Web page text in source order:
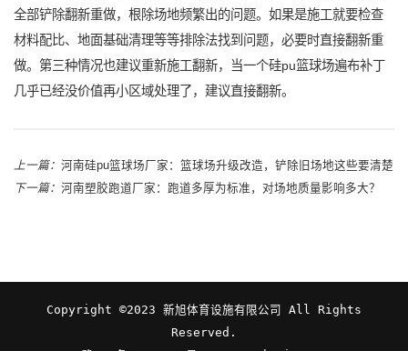
全部铲除翻新重做，根除场地频繁出的问题。如果是施工就要检查
材料配比、地面基础清理等等排除法找到问题，必要时直接翻新重
做。第三种情况也建议重新施工翻新，当一个硅pu篮球场遍布补丁
几乎已经没价值再小区域处理了，建议直接翻新。
上一篇： 河南硅pu篮球场厂家：篮球场升级改造，铲除旧场地这些要清楚
下一篇： 河南塑胶跑道厂家：跑道多厚为标准，对场地质量影响多大？
Copyright ©2023 新旭体育设施有限公司 All Rights
Reserved.